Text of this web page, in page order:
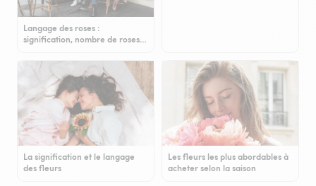
Langage des roses :
signification, nombre de roses…
La signification et le langage
des fleurs
Les fleurs les plus abordables à
acheter selon la saison